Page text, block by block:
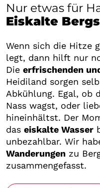
Nur etwas für
Eiskalte
Wenn sich die Hitze
legt, dann hilft nur
Die erfrischenden
Heidiland sorgen
Abkühlung. Egal, ob
Nass wagst, oder
hineinhältst. Der
das eiskalte Wasser
unbezahlbar. Wir
Wanderungen zu
zusammengefasst.